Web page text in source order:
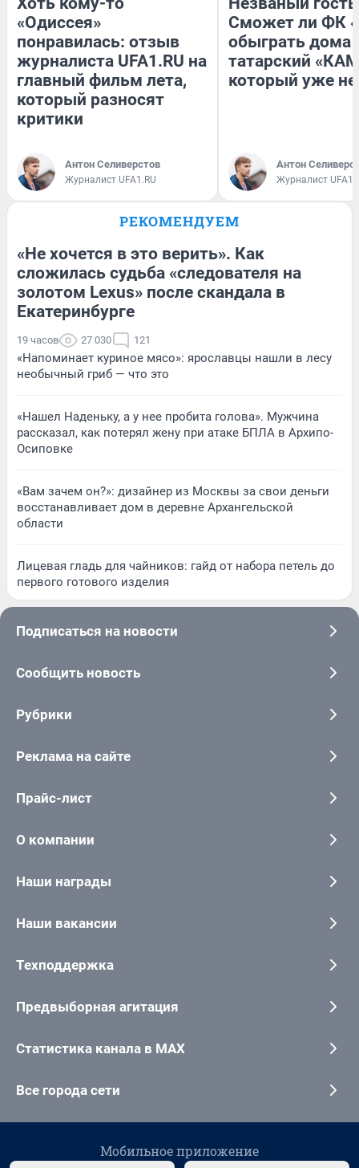
«Одиссея»
понравилась: отзыв
журналиста UFA1.RU на
главный фильм лета,
который разносят
критики
Антон Селиверстов
Журналист UFA1.RU
Сможет ли ФК
обыграть дома
татарский
который уже не
Антон
Журналист
РЕКОМЕНДУЕМ
«Не хочется в это верить». Как
сложилась судьба «следователя на
золотом Lexus» после скандала в
Екатеринбурге
19 часов 27 030 121
«Напоминает куриное мясо»: ярославцы нашли в лесу
необычный гриб — что это
«Нашел Наденьку, а у нее пробита голова». Мужчина
рассказал, как потерял жену при атаке БПЛА в Архипо-
Осиповке
«Вам зачем он?»: дизайнер из Москвы за свои деньги
восстанавливает дом в деревне Архангельской
области
Лицевая гладь для чайников: гайд от набора петель до
первого готового изделия
Подписаться на новости
Сообщить новость
Рубрики
Реклама на сайте
Прайс-лист
О компании
Наши награды
Наши вакансии
Техподдержка
Предвыборная агитация
Статистика канала в MAX
Все города сети
Мобильное приложение